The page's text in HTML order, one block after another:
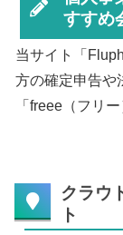
すすめ
当サイト「
方の確定申告や
「freee（フリ
クラウ
ト